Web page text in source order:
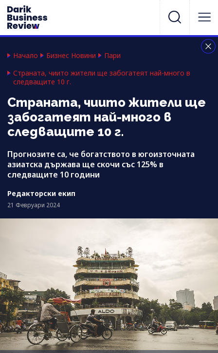
Начало Бизнес Новини
Пари
Страната, чиито жители ще забогатеят най-много в
следващите 10 г.
Страната, чиито жители ще
забогатеят най-много в
следващите 10 г.
Прогнозите са, че богатството в югоизточната
азиатска държава ще скочи със 125% в
следващите 10 години
Редакторски екип
21 Февруари 2024